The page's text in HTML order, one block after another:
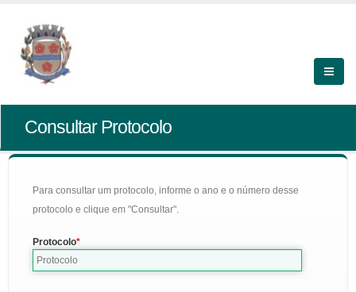
Consultar Protocolo
Para consultar um protocolo, informe o ano e o número desse
protocolo e clique em "Consultar".
Protocolo